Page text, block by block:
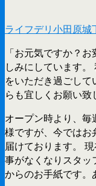
ライフデリ小田原城
「お元気ですか？
しみにしています
をいただき過ごし
らも宜しくお願い致
オープン時より、
様ですが、今ではお
届けております。
事がなくなりスタッ
からのお手紙です。